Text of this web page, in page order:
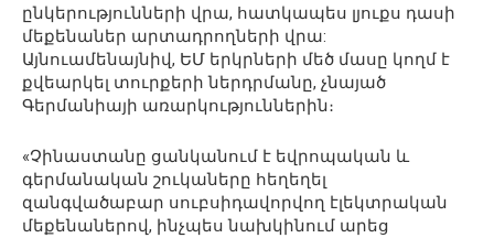
ընկերությունների վրա, հատկապես լյուքս դասի
մեքենաներ արտադրողների վրա:
Այնուամենայնիվ, ԵՄ երկրների մեծ մասը կողմ է
քվեարկել տուրքերի ներդրմանը, չնայած
Գերմանիայի առարկություններին։
«Չինաստանը ցանկանում է եվրոպական և
գերմանական շուկաները հեղեղել
զանգվածաբար սուբսիդավորվող էլեկտրական
մեքենաներով, ինչպես նախկինում արեց